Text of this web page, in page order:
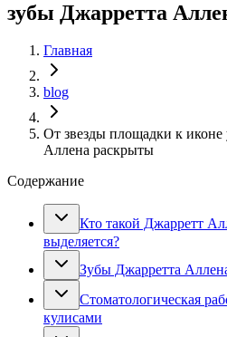
зубы Джарретта
Главная
blog
От звезды площадки к
Аллена раскрыты
Содержание
Кто такой Джарретт
выделяется?
Зубы Джарретта
Стоматологическая
кулисами